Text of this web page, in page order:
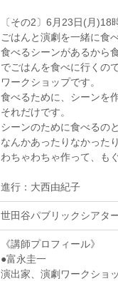
〔その2〕6月23日(月)18
ごはんと演劇を一緒に食
食べるシーンがあるから
でごはんを食べに行くの
ワークショップです。
食べるために、シーンを
それだけです。
シーンのために食べるの
なんかあったりなかった
わちゃわちゃ作って、も
進行：大西由紀子
世田谷パブリックシアタ
《講師プロフィール》
●富永圭一
演出家、演劇ワークショ